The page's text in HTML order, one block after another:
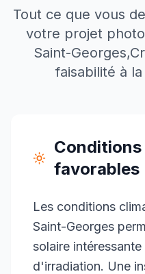
Tout ce que vous
votre projet
Saint-Georges,
faisabilité à
favorables
Les conditions
Saint-Georges
solaire
d'irradiation. Une